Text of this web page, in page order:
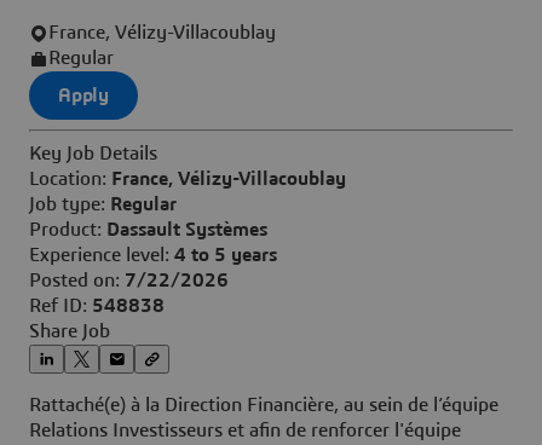
France, Vélizy-Villacoublay
Regular
Apply
Key Job Details
Location: France, Vélizy-Villacoublay
Job type: Regular
Product: Dassault Systèmes
Experience level: 4 to 5 years
Posted on: 7/22/2026
Ref ID: 548838
Share Job
Rattaché(e) à la Direction Financière, au sein de l’équipe
Relations Investisseurs et afin de renforcer l'équipe